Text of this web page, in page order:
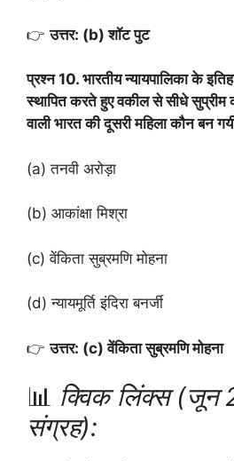
👉उत्तर: (b) शॉट पुट
प्रश्न 10. भारतीय न्यायपालिका के
स्थापित करते हुए वकील से सीधे सुप्रीम
वाली भारत की दूसरी महिला कौन बन
(a) तनवी अरोड़ा
(b) आकांक्षा मिश्रा
(c) वेंकिता सुब्रमणि मोहना
(d) न्यायमूर्ति इंदिरा बनर्जी
👉उत्तर: (c) वेंकिता सुब्रमणि मोहना
📊 क्विक लिंक्स (जून
संग्रह):